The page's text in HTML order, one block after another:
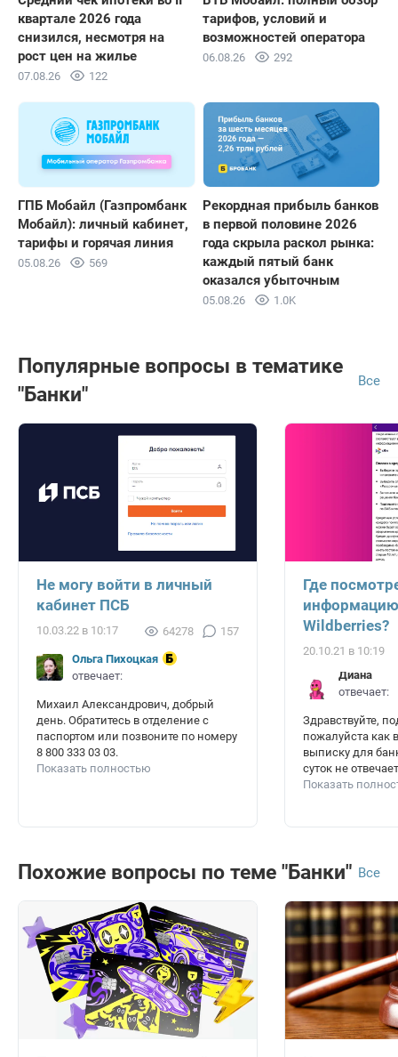
квартале 2026 года
снизился, несмотря на
рост цен на жилье
07.08.26 122
тарифов, условий и
возможностей оператора
06.08.26 292
ГПБ Мобайл (Газпромбанк
Мобайл): личный кабинет,
тарифы и горячая линия
05.08.26 569
Рекордная прибыль банков
в первой половине 2026
года скрыла раскол рынка:
каждый пятый банк
оказался убыточным
05.08.26 1.0K
Популярные вопросы в тематике
"Банки"
Все
Не могу войти в личный
кабинет ПСБ
10.03.22 в 10:17 64278 157
Ольга Пихоцкая
отвечает:
Михаил Александрович, добрый
день. Обратитесь в отделение с
паспортом или позвоните по номеру
8 800 333 03 03.
Показать полностью
Где
информацию
Wildberries?
20.10.21 в 10:19
Диана
отвечает:
Здравствуйте,
пожалуйста как
выписку для
суток не
Показать
Похожие вопросы по теме "Банки" Все